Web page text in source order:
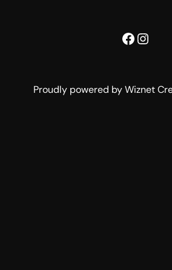
Proudly powered by Wiznet